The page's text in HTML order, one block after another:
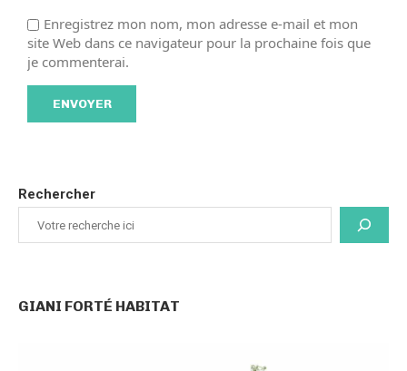
Enregistrez mon nom, mon adresse e-mail et mon
site Web dans ce navigateur pour la prochaine fois que
je commenterai.
Rechercher
GIANI FORTÉ HABITAT